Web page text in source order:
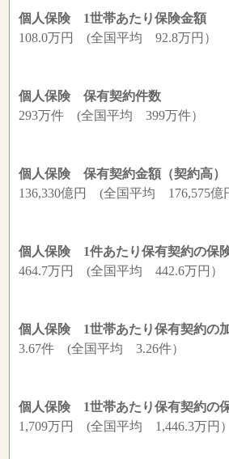
個人保険 1世帯あたり保険金額
108.0万円 (全国平均 92.8万円）
個人保険 保有契約件数
293万件 (全国平均 399万件）
個人保険 保有契約金額（契約高
136,330億円 (全国平均 176,575億
個人保険 1件あたり保有契約の保
464.7万円 (全国平均 442.6万円）
個人保険 1世帯あたり保有契約の
3.67件 (全国平均 3.26件）
個人保険 1世帯あたり保有契約の
1,709万円 (全国平均 1,446.3万円）